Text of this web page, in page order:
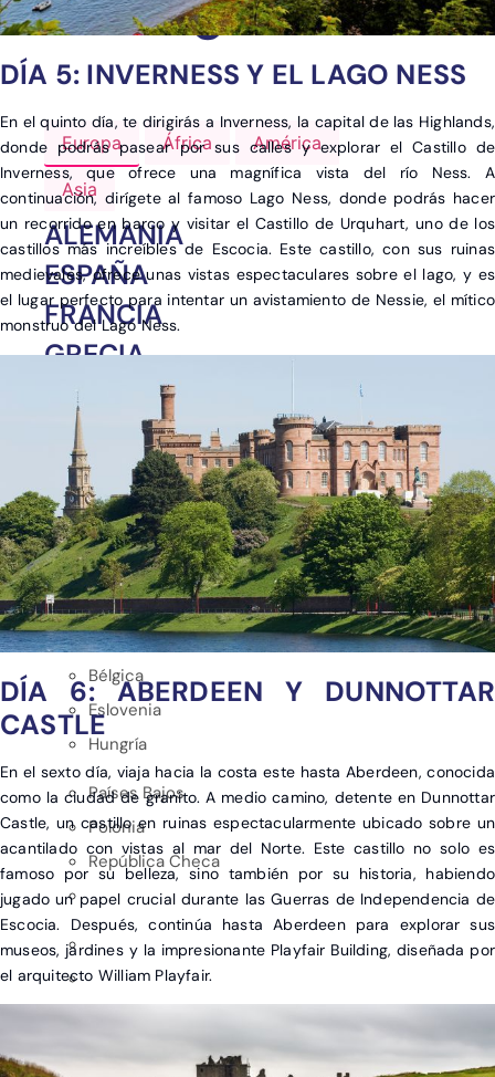
Europa África América
Asia
ALEMANIA
ESPAÑA
FRANCIA
GRECIA
ITALIA
PORTUGAL
REINO UNIDO
TURQUÍA
OTROS DESTINOS EN
EUROPA
Albania
Bélgica
Eslovenia
Hungría
Países Bajos
Polonia
República Checa
DÍA 5: INVERNESS Y EL LAGO NESS
En el quinto día, te dirigirás a Inverness, la capital de las Highlands,
donde podrás pasear por sus calles y explorar el Castillo de
Inverness, que ofrece una magnífica vista del río Ness. A
continuación, dirígete al famoso Lago Ness, donde podrás hacer
un recorrido en barco y visitar el Castillo de Urquhart, uno de los
castillos más increíbles de Escocia. Este castillo, con sus ruinas
medievales, ofrece unas vistas espectaculares sobre el lago, y es
el lugar perfecto para intentar un avistamiento de Nessie, el mítico
monstruo del Lago Ness.
DÍA 6: ABERDEEN Y DUNNOTTAR
CASTLE
En el sexto día, viaja hacia la costa este hasta Aberdeen, conocida
como la ciudad de granito. A medio camino, detente en Dunnottar
Castle, un castillo en ruinas espectacularmente ubicado sobre un
acantilado con vistas al mar del Norte. Este castillo no solo es
famoso por su belleza, sino también por su historia, habiendo
jugado un papel crucial durante las Guerras de Independencia de
Escocia. Después, continúa hasta Aberdeen para explorar sus
museos, jardines y la impresionante Playfair Building, diseñada por
el arquitecto William Playfair.